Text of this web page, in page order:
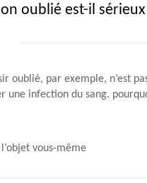
oublié est-il
oublié, par exemple, n’est
une infection du sang.
vous-même